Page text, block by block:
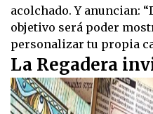
acolchado. Y anuncian:
objetivo será poder
personalizar tu propia
La Regadera